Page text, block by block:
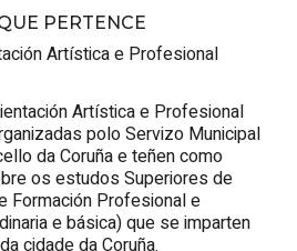
PERTENCE
Artística e Profesional
Artística e Profesional
polo Servizo Municipal
da Coruña e teñen como
os estudos Superiores de
Formación Profesional e
e básica) que se imparten
cidade da Coruña.